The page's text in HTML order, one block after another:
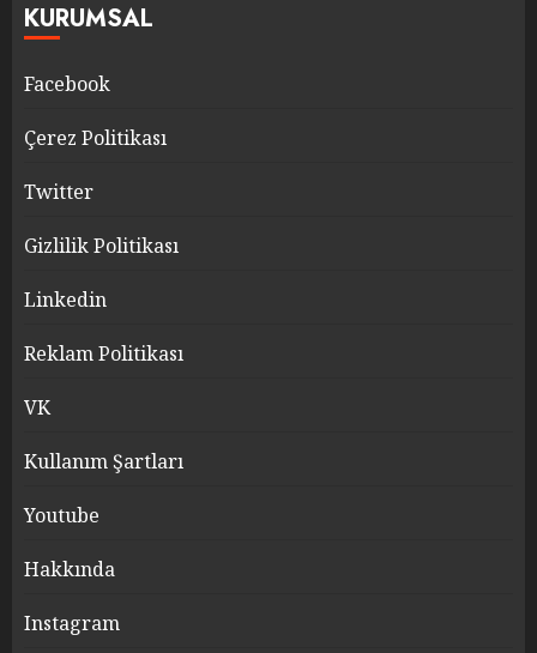
KURUMSAL
Facebook
Çerez Politikası
Twitter
Gizlilik Politikası
Linkedin
Reklam Politikası
VK
Kullanım Şartları
Youtube
Hakkında
Instagram